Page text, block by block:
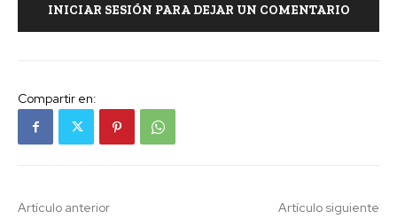
INICIAR SESIÓN PARA DEJAR UN COMENTARIO
Compartir en:
Artículo anterior Artículo siguiente